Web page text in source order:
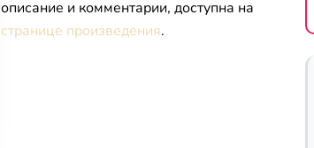
описание и комментарии, доступна на
странице произведения.